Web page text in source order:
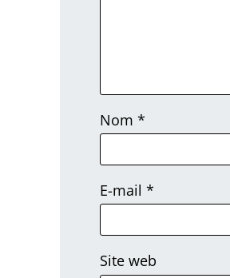
Nom*
E-mail*
Site web